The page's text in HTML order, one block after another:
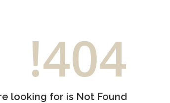
404!
looking for is Not Found!